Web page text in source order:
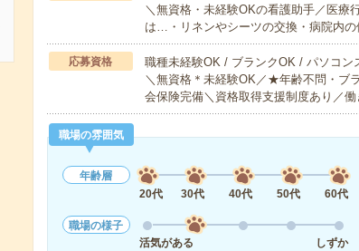
＼無資格・未経験OKの看護助手／医
は…・リネンやシーツの交換・病院内
応募資格
職種未経験OK / ブランクOK / パソコン
＼無資格＊未経験OK／★年齢不問・ブ
会保険完備＼資格取得支援制度あり／
職場の雰囲気
年齢層
20代
30代 40代 50代 60代
職場の様子
活気がある
しずか